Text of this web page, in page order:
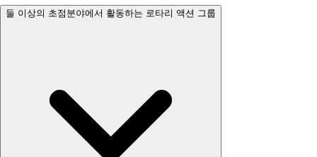
둘 이상의 초점분야에서 활동하는 로타리 액션 그룹